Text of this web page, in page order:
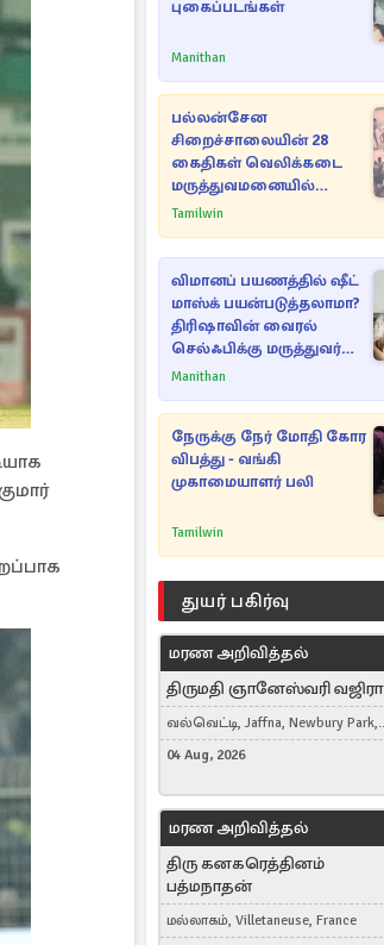
புகைப்படங்கள்
Manithan
பல்லன்சேன
சிறைச்சாலையின் 28
கைதிகள் வெலிக்கடை
மருத்துவமனையில்
அனுமதி
Tamilwin
விமானப் பயணத்தில் ஷீட்
மாஸ்க் பயன்படுத்தலாமா?
திரிஷாவின் வைரல்
செல்ஃபிக்கு மருத்துவர்
விளக்கம்
Manithan
நேருக்கு நேர் மோதி கோர
விபத்து - வங்கி
முகாமையாளர் பலி
Tamilwin
துயர் பகிர்வு
மரண அறிவித்தல்
திருமதி ஞானேஸ்வரி வஜிரா
வல்வெட்டி, Jaffna, Newbury Park,
United Kingdom
04 Aug, 2026
மரண அறிவித்தல்
திரு கனகரெத்தினம்
பத்மநாதன்
மல்லாகம், Villetaneuse, France